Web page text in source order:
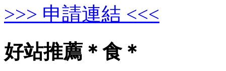
>>> 申請連結 <<<
好站推薦＊食＊